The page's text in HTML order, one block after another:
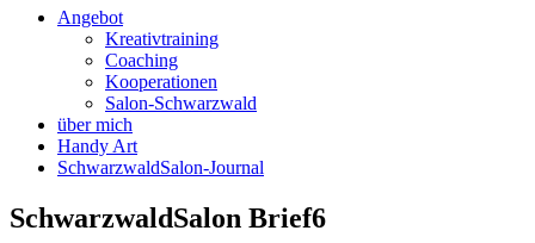
Angebot
Kreativtraining
Coaching
Kooperationen
Salon-Schwarzwald
über mich
Handy Art
SchwarzwaldSalon-Journal
SchwarzwaldSalon Brief6